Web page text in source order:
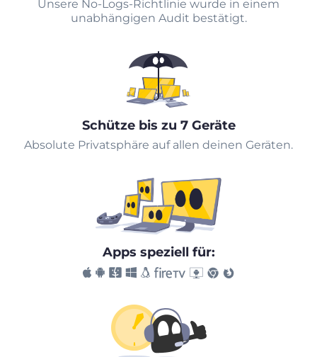
Unsere No-Logs-Richtlinie wurde in einem
unabhängigen Audit bestätigt.
Schütze bis zu 7 Geräte
Absolute Privatsphäre auf allen deinen Geräten.
Apps speziell für: